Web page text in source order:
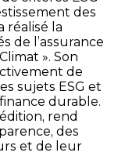
des
réalisé la
de l’assurance
». Son
de
sujets ESG et
durable.
édition, rend
des
et de leur